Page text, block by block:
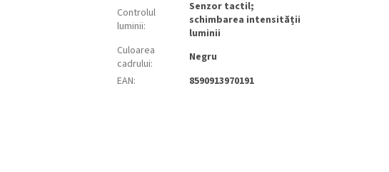
Controlul
luminii:
Senzor tactil;
schimbarea intensității
luminii
Culoarea
cadrului:
Negru
EAN: 8590913970191